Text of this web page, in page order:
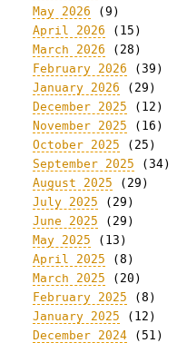
May 2026 (9)
April 2026 (15)
March 2026 (28)
February 2026 (39)
January 2026 (29)
December 2025 (12)
November 2025 (16)
October 2025 (25)
September 2025 (34)
August 2025 (29)
July 2025 (29)
June 2025 (29)
May 2025 (13)
April 2025 (8)
March 2025 (20)
February 2025 (8)
January 2025 (12)
December 2024 (51)